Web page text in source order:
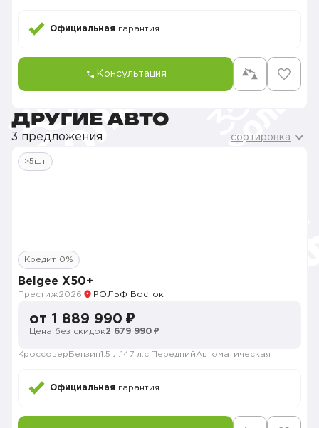
Официальная гарантия
Консультация
ДРУГИЕ АВТО
3 предложения сортировка
>5шт
Кредит 0%
Belgee X50+
Престиж2026 РОЛЬФ Восток
от 1 889 990 ₽
Цена без скидок2 679 990 ₽
Кроссовер Бензин1.5 л. 147 л.с. ПереднийАвтоматическая
Официальная гарантия